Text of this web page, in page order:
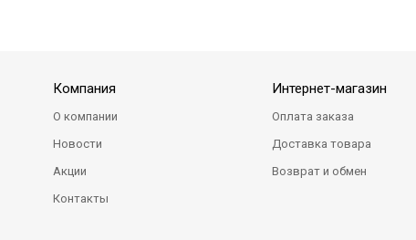
Компания
О компании
Новости
Акции
Контакты
Интернет-магазин
Оплата заказа
Доставка товара
Возврат и обмен